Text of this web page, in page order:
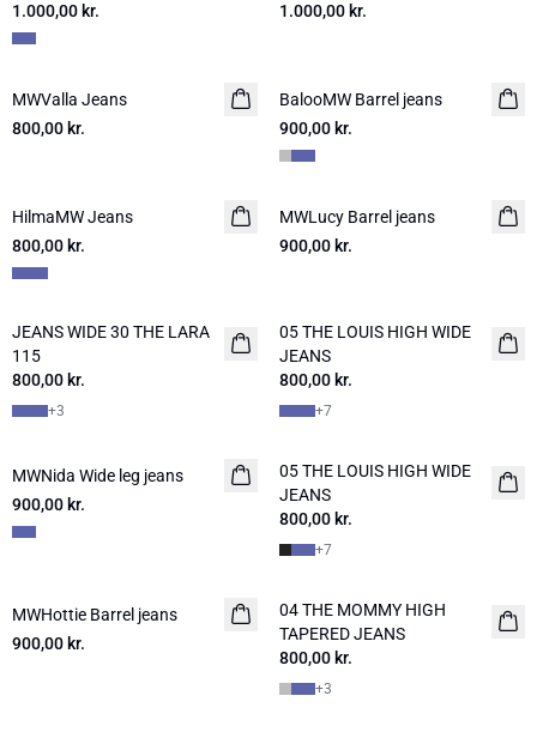
LIMITED EDITION
1.000,00 kr.
1.000,00 kr.
NYHED
MWValla Jeans
800,00 kr.
NYHED
BalooMW Barrel jeans
900,00 kr.
NYHED
HilmaMW Jeans
800,00 kr.
NYHED
MWLucy Barrel jeans
900,00 kr.
NYHED
JEANS WIDE 30 THE LARA
115
800,00 kr.
+3
NYHED
05 THE LOUIS HIGH WIDE
JEANS
800,00 kr.
+7
NYHED
MWNida Wide leg jeans
900,00 kr.
NYHED
05 THE LOUIS HIGH WIDE
JEANS
800,00 kr.
+7
NYHED
MWHottie Barrel jeans
900,00 kr.
NYHED
04 THE MOMMY HIGH
TAPERED JEANS
800,00 kr.
+3